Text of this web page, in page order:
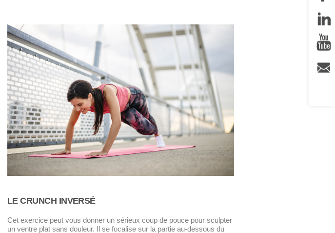
LE CRUNCH INVERSÉ
Cet exercice peut vous donner un sérieux coup de pouce pour sculpter
un ventre plat sans douleur. Il se focalise sur la partie au-dessous du